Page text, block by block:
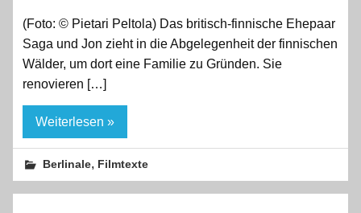
(Foto: © Pietari Peltola) Das britisch-finnische Ehepaar
Saga und Jon zieht in die Abgelegenheit der finnischen
Wälder, um dort eine Familie zu Gründen. Sie
renovieren […]
Weiterlesen »
Berlinale, Filmtexte